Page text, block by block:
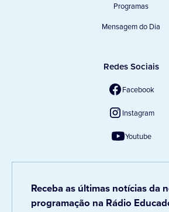
Programas
Mensagem do Dia
Redes Sociais
Facebook
Instagram
Youtube
Receba as últimas notícias da
programação na Rádio